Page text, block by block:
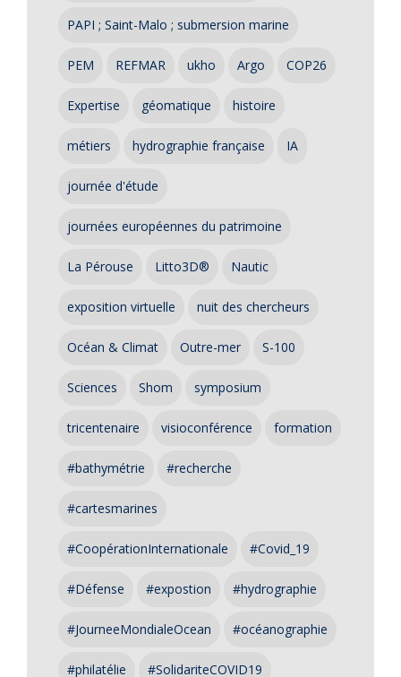
PAPI ; Saint-Malo ; submersion marine
PEM REFMAR ukho Argo COP26
Expertise géomatique histoire
métiers hydrographie française IA
journée d'étude
journées européennes du patrimoine
La Pérouse Litto3D® Nautic
exposition virtuelle nuit des chercheurs
Océan & Climat Outre-mer S-100
Sciences Shom symposium
tricentenaire visioconférence formation
#bathymétrie #recherche
#cartesmarines
#CoopérationInternationale #Covid_19
#Défense #expostion #hydrographie
#JourneeMondialeOcean #océanographie
#philatélie #SolidariteCOVID19